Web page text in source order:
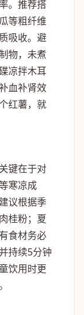
。推荐搭
等粗纤维
吸收。避
物，未煮
凉拌木耳
血补肾效
红薯，就
键在于对
寒凉成
议根据季
桂粉；夏
食材务必
持续5分钟
饮用时更